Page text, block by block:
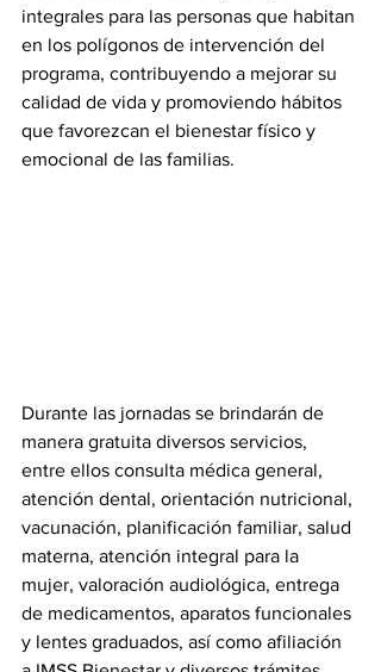
integrales para las personas que habitan
en los polígonos de intervención del
programa, contribuyendo a mejorar su
calidad de vida y promoviendo hábitos
que favorezcan el bienestar físico y
emocional de las familias.
Durante las jornadas se brindarán de
manera gratuita diversos servicios,
entre ellos consulta médica general,
atención dental, orientación nutricional,
vacunación, planificación familiar, salud
materna, atención integral para la
mujer, valoración audiológica, entrega
de medicamentos, aparatos funcionales
y lentes graduados, así como afiliación